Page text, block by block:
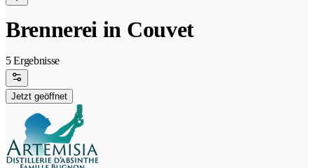
Brennerei in Couvet
5 Ergebnisse
Jetzt geöffnet